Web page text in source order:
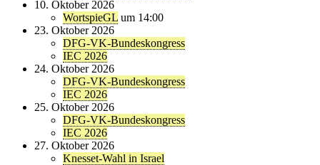
10. Oktober 2026
WortspieGL um 14:00
23. Oktober 2026
DFG-VK-Bundeskongress
IEC 2026
24. Oktober 2026
DFG-VK-Bundeskongress
IEC 2026
25. Oktober 2026
DFG-VK-Bundeskongress
IEC 2026
27. Oktober 2026
Knesset-Wahl in Israel